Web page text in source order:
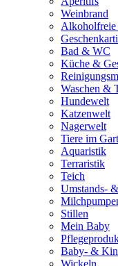
Weinbrand
Alkoholfreie
Bad & WC
Küche &
Waschen &
Hundewelt
Katzenwelt
Nagerwelt
Tiere im
Aquaristik
Terraristik
Teich
Umstands-
Stillen
Mein Baby
Baby- &
Wickeln